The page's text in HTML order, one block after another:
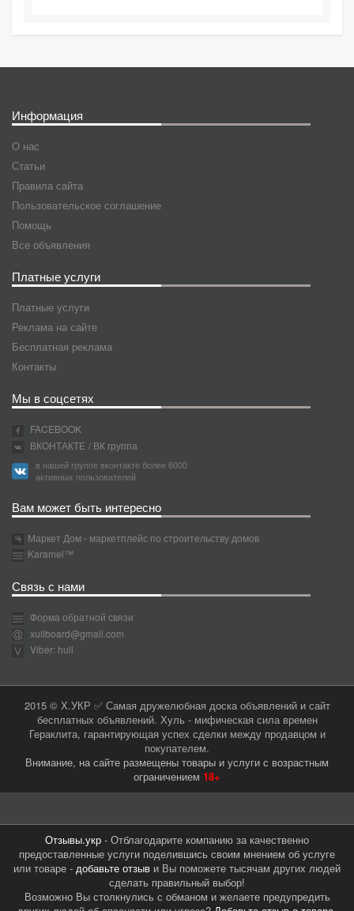
Информация
О нас
Статьи
Правила сайта
Пользовательское соглашение
Помощь
Все объявления
Платные услуги
Платные услуги
Реклама на сайте
Бесплатная реклама
Контакты
Мы в соцсетях
FACEBOOK
ВКОНТАКТЕ / ВК группа
в нашей группе вконтакте более 6000
активных пользователей
Вам может быть интересно
Маркет Дом - маркетплейс по строительству домов
Karamel™
Связь с нами
Форма обратной связи
xullboard@gmail.com
Viber: hull
2015 © Х.УКР ✅ Самая дружелюбная доска объявлений и сайт
бесплатных объявлений. Хуль - мифическая сила времен
Гераклита, гарантирующая успех сделки между продавцом и
покупателем.
Внимание, на сайте размещены товары и услуги с возрастным
ограничением 18+
Отзывы.укр - Отблагодарите компанию за качественно
предоставленные услуги поделившись своим мнением об услуге
или товаре - добавьте отзыв и Вы поможете тысячам других людей
сделать правильный выбор!
Возможно Вы столкнулись с обманом и желаете предупредить